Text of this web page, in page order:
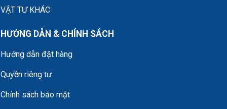
VẬT TƯ KHÁC
HƯỚNG DẪN & CHÍNH SÁCH
Hướng dẫn đặt hàng
Quyền riêng tư
Chính sách bảo mật